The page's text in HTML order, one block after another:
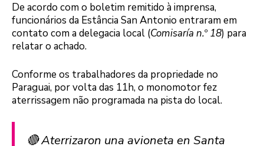
De acordo com o boletim remitido à imprensa,
funcionários da Estância San Antonio entraram em
contato com a delegacia local (Comisaría n.º 18) para
relatar o achado.
Conforme os trabalhadores da propriedade no
Paraguai, por volta das 11h, o monomotor fez
aterrissagem não programada na pista do local.
🔴 Aterrizaron una avioneta en Santa